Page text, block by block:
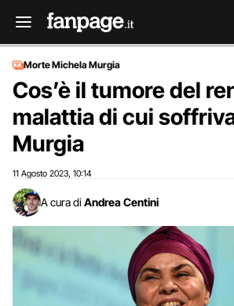
Morte Michela Murgia
Cos’è il tumore del
malattia di cui
Murgia
11 Agosto 2023 10:14
A cura di Andrea Centini